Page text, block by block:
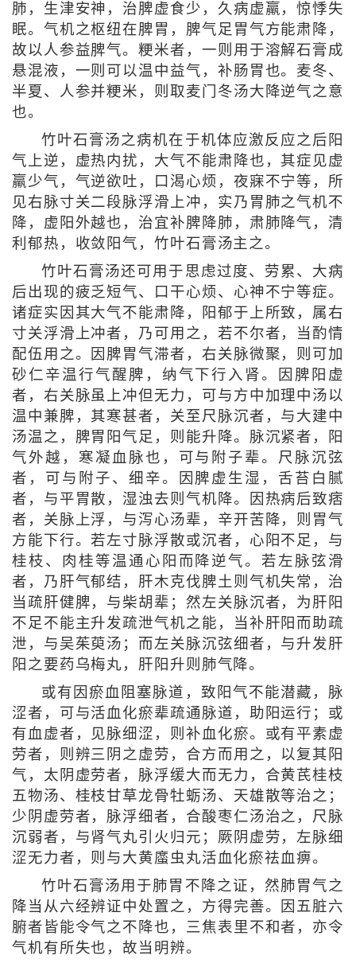
肺，生津安神，治脾虚食少，久病虚羸，惊悸失
眠。气机之枢纽在脾胃，脾气足胃气方能肃降，
故以人参益脾气。粳米者，一则用于溶解石膏成
悬混液，一则可以温中益气，补肠胃也。麦冬、
半夏、人参并粳米，则取麦门冬汤大降逆气之意
也。
竹叶石膏汤之病机在于机体应激反应之后阳
气上逆，虚热内扰，大气不能肃降也，其症见虚
羸少气，气逆欲吐，口渴心烦，夜寐不宁等，所
见右脉寸关二段脉浮滑上冲，实乃胃肺之气机不
降，虚阳外越也，治宜补脾降肺，肃肺降气，清
利郁热，收敛阳气，竹叶石膏汤主之。
竹叶石膏汤还可用于思虑过度、劳累、大病
后出现的疲乏短气、口干心烦、心神不宁等症。
诸症实因其大气不能肃降，阳郁于上所致，属右
寸关浮滑上冲者，乃可用之，若不尔者，当酌情
配伍用之。因脾胃气滞者，右关脉微聚，则可加
砂仁辛温行气醒脾，纳气下行入肾。因脾阳虚
者，右关脉虽上冲但无力，可与方中加理中汤以
温中兼脾，其寒甚者，关至尺脉沉者，与大建中
汤温之，脾胃阳气足，则能升降。脉沉紧者，阳
气外越，寒凝血脉也，可与附子辈。尺脉沉弦
者，可与附子、细辛。因脾虚生湿，舌苔白腻
者，与平胃散，湿浊去则气机降。因热病后致痞
者，关脉上浮，与泻心汤辈，辛开苦降，则胃气
方能下行。若左寸脉浮散或沉者，心阳不足，与
桂枝、肉桂等温通心阳而降逆气。若左脉弦滑
者，乃肝气郁结，肝木克伐脾土则气机失常，治
当疏肝健脾，与柴胡辈；然左关脉沉者，为肝阳
不足不能主升发疏泄气机之能，当补肝阳而助疏
泄，与吴茱萸汤；而左关脉沉弦细者，与升发肝
阳之要药乌梅丸，肝阳升则肺气降。
或有因瘀血阻塞脉道，致阳气不能潜藏，脉
涩者，可与活血化瘀辈疏通脉道，助阳运行；或
有血虚者，见脉细涩，则补血化瘀。或有平素虚
劳者，则辨三阴之虚劳，合方而用之，以复其阳
气，太阴虚劳者，脉浮缓大而无力，合黄芪桂枝
五物汤、桂枝甘草龙骨牡蛎汤、天雄散等治之；
少阴虚劳者，脉浮细者，合酸枣仁汤治之，尺脉
沉弱者，与肾气丸引火归元；厥阴虚劳，左脉细
涩无力者，则与大黄䗪虫丸活血化瘀祛血痹。
竹叶石膏汤用于肺胃不降之证，然肺胃气之
降当从六经辨证中处置之，方得完善。因五脏六
腑者皆能令气之不降也，三焦表里不和者，亦令
气机有所失也，故当明辨。